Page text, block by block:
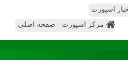
اسپورت
مرکز اسپورت - صفحه اصلی